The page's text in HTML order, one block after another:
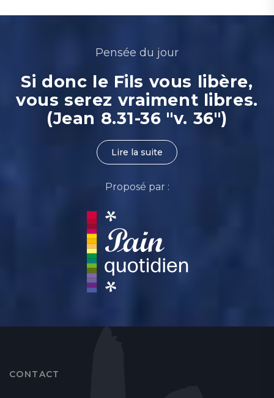
Pensée du jour
Si donc le Fils vous libère,
vous serez vraiment libres.
(Jean 8.31-36 "v. 36")
Lire la suite
Proposé par :
CONTACT